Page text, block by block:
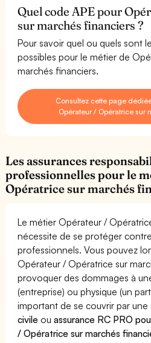
Quel code APE pour
sur marchés financiers ?
Pour savoir quel ou quels sont
possibles pour le métier de
marchés financiers.
Consultez cette page
Opérateur / Opératrice sur
Les assurances
professionnelles pour le
Opératrice sur marchés
Le métier Opérateur /
nécessite de se protéger
professionnels. Vous pouvez
Opérateur / Opératrice sur
provoquer des dommages à
(entreprise) ou physique (un
important de se couvrir par une
civile ouassurance RC PRO
/ Opératrice sur marchés